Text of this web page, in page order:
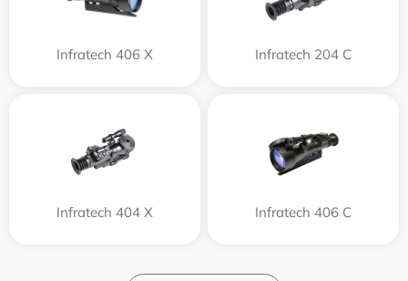
Infratech 406 Х Infratech 204 С
Infratech 404 Х Infratech 406 С